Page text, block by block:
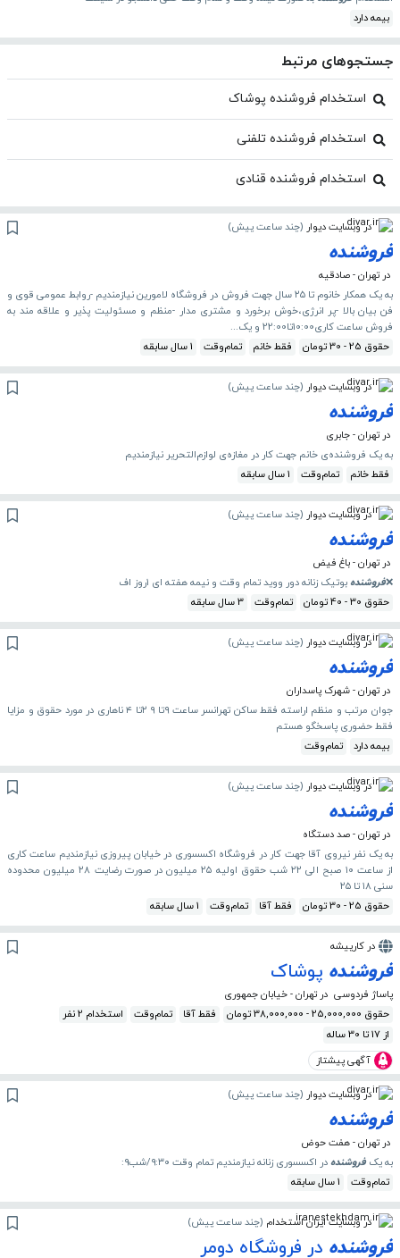
بیمه دارد
جستجوهای مرتبط
استخدام فروشنده پوشاک
استخدام فروشنده تلفنی
استخدام فروشنده قنادی
در وبسایت دیوار (چند ساعت پیش)
فروشنده
در تهران - صادقیه
به یک همکار خانوم تا ۲۵ سال جهت فروش در فروشگاه لامورین نیازمندیم -روابط عمومی قوی و
فن بیان بالا -پر انرژی،خوش برخورد و مشتری مدار -منظم و مسئولیت پذیر و علاقه مند به
فروش ساعت کاری10:00تا22:00 و یک...
حقوق 25 - 30 تومان
فقط خانم تمام‌وقت 1 سال سابقه
در وبسایت دیوار (چند ساعت پیش)
فروشنده
در تهران - جابری
به یک فروشنده‌ی خانم جهت کار در مغازه‌ی لوازم‌التحریر نیازمندیم
فقط خانم
تمام‌وقت 1 سال سابقه
در وبسایت دیوار (چند ساعت پیش)
فروشنده
در تهران - باغ فیض
❌فروشندهبوتیک زنانه دور ووید تمام وقت و نیمه هفته ای ۱روز اف‌
حقوق 30 - 40 تومان
تمام‌وقت 3 سال سابقه
در وبسایت دیوار (چند ساعت پیش)
فروشنده
در تهران - شهرک پاسداران
جوان مرتب و منظم اراسته فقط ساکن تهرانسر ساعت ۹تا ۹ ۲تا ۴ ناهاری در مورد حقوق و مزایا
فقط حضوری پاسخگو هستم
بیمه دارد
تمام‌وقت
در وبسایت دیوار (چند ساعت پیش)
فروشنده
در تهران - صد دستگاه
به یک نفر نیروی آقا جهت کار در فروشگاه اکسسوری در خیابان پیروزی نیازمندیم ساعت کاری
از ساعت ۱۰ صبح الی ۲۲ شب حقوق اولیه ۲۵ میلیون در صورت رضایت ۲۸ میلیون محدوده
سنی ۱۸ تا ۲۵
حقوق 25 - 30 تومان
فقط آقا تمام‌وقت 1 سال سابقه
در کارپیشه
فروشنده پوشاک
پاساژ فردوسی در تهران - خیابان جمهوری
حقوق 25,000,000 - 38,000,000 تومان
فقط آقا تمام‌وقت
استخدام 2 نفر
از 17 تا 30 ساله
آگهی پیشتاز
در وبسایت دیوار (چند ساعت پیش)
فروشنده
در تهران - هفت حوض
به یکفروشندهدر اکسسوری زنانه نیازمندیم تمام وقت ۹:۳۰/شب۹:
تمام‌وقت
1 سال سابقه
در وبسایت ایران استخدام (چند ساعت پیش)
فروشنده در فروشگاه دومر